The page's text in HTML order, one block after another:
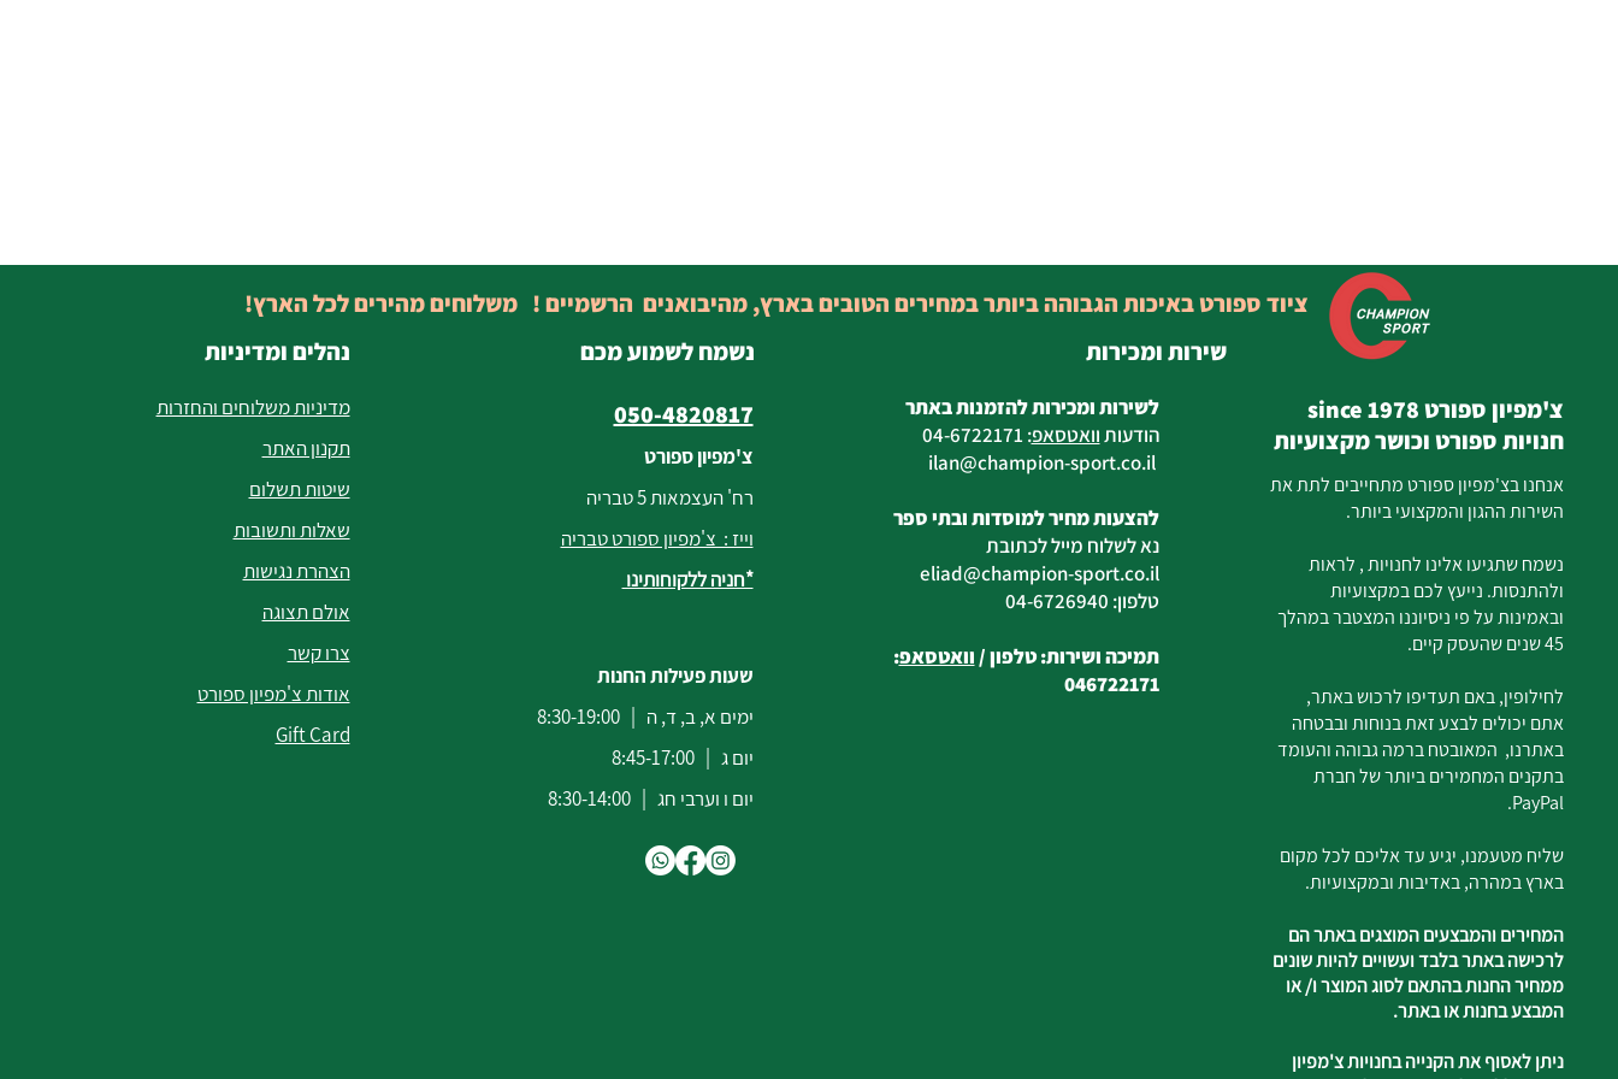
נהלים ומדיניות
מדיניות משלוחים והחזרות
תקנון האתר
שיטות תשלום
שאלות ותשובות
הצהרת נגישות
אולם תצוגה
צרו קשר
אודות צ'מפיון ספורט
Gift Card
נשמח לשמוע מכם
050-4820817
צ'מפיון ספורט
רח' העצמאות 5 טבריה
וייז : צ'מפיון ספורט טבריה
*חניה ללקוחותינו
שעות פעילות החנות
ימים א, ב, ד, ה | 8:30-19:00
יום ג | 8:45-17:00
יום ו וערבי חג | 8:30-14:00
לשירות ומכירות להזמנות באתר
הודעותוואטסאפ:
04-6722171
ilan
@champion-sport.co.il
להצעות מחיר למוסדות ובתי ספר
נא לשלוח מייל לכתובת
eliad@champion-sport.co.il
טלפון: 04-6726940
תמיכה ושירות: טלפון /וואטסאפ:
046722171
צ'מפיון ספורט since 1978
חנויות ספורט וכושר מקצועיות
אנחנו בצ'מפיון ספורט מתחייבים לתת את
השירות ההגון והמקצועי ביותר.
נשמח שתגיעו אלינו לחנויות , לראות
ולהתנסות. נייעץ לכם במקצועיות
ובאמינות על פי ניסיוננו המצטבר במהלך
45 שנים שהעסק קיים.
לחילופין, באם תעדיפו לרכוש באתר,
אתם יכולים לבצע זאת בנוחות ובבטחה
באתרנו, המאובטח ברמה גבוהה והעומד
בתקנים המחמירים ביותר של חברת
PayPal.
שליח מטעמנו, יגיע עד אליכם לכל מקום
בארץ במהרה, באדיבות ובמקצועיות.
המחירים והמבצעים המוצגים באתר הם
לרכישה באתר בלבד ועשויים להיות שונים
ממחיר החנות בהתאם לסוג המוצר ו/ או
המבצע בחנות או באתר.
ניתן לאסוף את הקנייה בחנויות צ'מפיון
שירות ומכירות
ציוד ספורט באיכות הגבוהה ביותר במחירים הטובים בארץ, מהיבואנים הרשמיים ! משלוחים מהירים לכל הארץ!